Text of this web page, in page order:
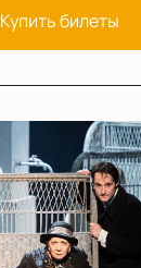
Купить билеты